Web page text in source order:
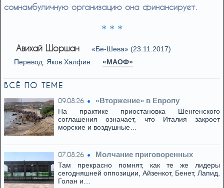
сомнамбуличную организацию она финансирует.
* * *
Авихай Шоршан
«Бе-Шева» (23.11.2017)
Перевод: Яков Халфин
«МАОФ»
ВСЁ ПО ТЕМЕ
09.08.26 «Вторжение» в Европу
На практике приостановка Шенгенского
соглашения означает, что Италия закроет
морские и воздушные…
07.08.26 Молчание приговоренных
Там прекрасно помнят, как те же лидеры
сегодняшней оппозиции, Айзенкот, Бенет, Лапид,
Голан и…